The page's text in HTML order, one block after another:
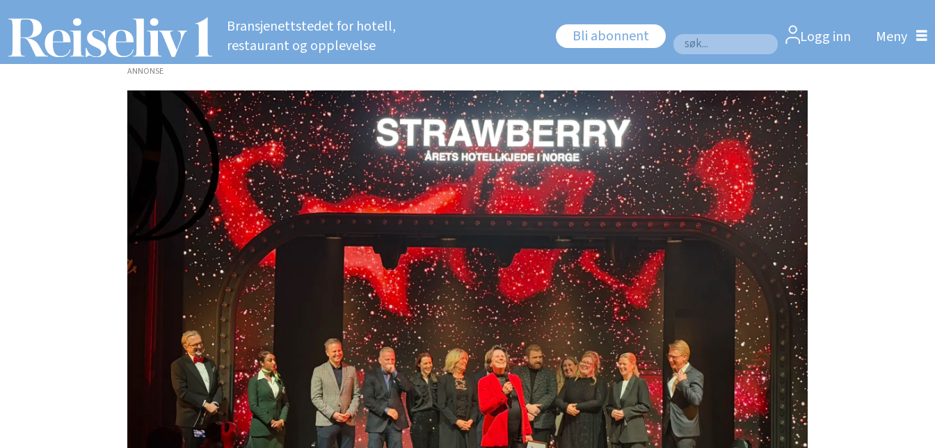
Bransjenettstedet for hotell,
restaurant og opplevelse
Bli abonnent
Søk
Logg inn
ANNONSE